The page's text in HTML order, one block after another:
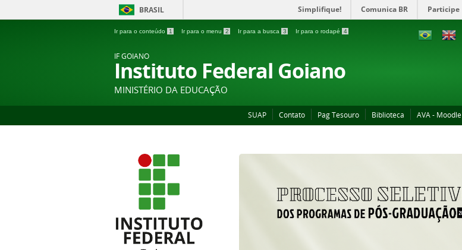
BRASIL Simplifique! Comunica BR Participe
Ir para o conteúdo 1 Ir para o menu 2 Ir para a busca 3 Ir para o rodapé 4
IF GOIANO
Instituto Federal Goiano
MINISTÉRIO DA EDUCAÇÃO
SUAP Contato Pag Tesouro Biblioteca AVA - Moodle